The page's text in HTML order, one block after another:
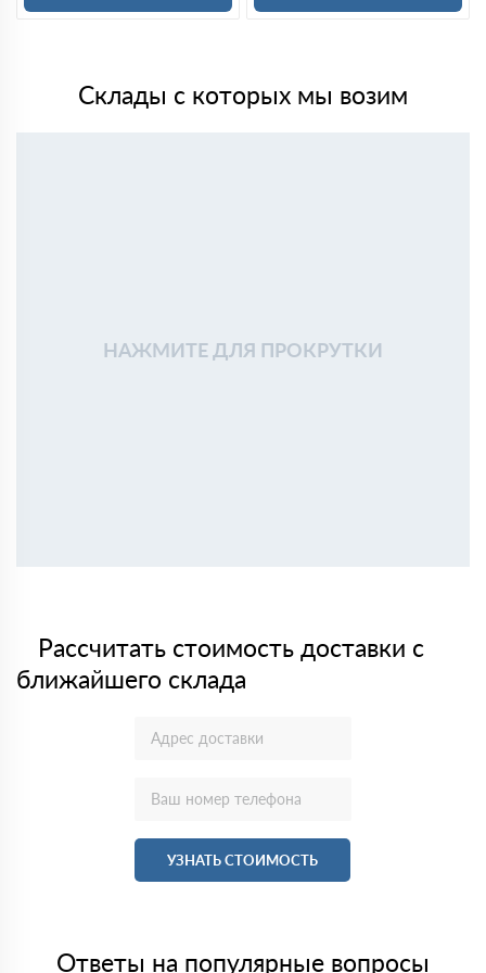
Склады с которых мы возим
НАЖМИТЕ ДЛЯ ПРОКРУТКИ
Рассчитать стоимость доставки с
ближайшего склада
УЗНАТЬ СТОИМОСТЬ
Ответы на популярные вопросы